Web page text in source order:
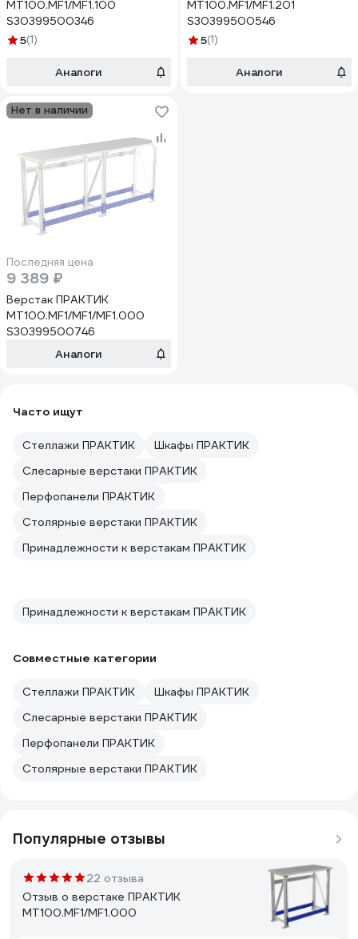
MT100.MF1/MF1.100
S30399500346
5(1)
Аналоги
MT100.MF1/MF1.201
S30399500546
5(1)
Аналоги
Нет в наличии
Последняя цена
9 389 ₽
Верстак ПРАКТИК
MT100.MF1/MF1/MF1.000
S30399500746
Аналоги
Часто ищут
Стеллажи ПРАКТИК
Шкафы ПРАКТИК
Слесарные верстаки ПРАКТИК
Перфопанели ПРАКТИК
Столярные верстаки ПРАКТИК
Принадлежности к верстакам ПРАКТИК
Принадлежности к верстакам ПРАКТИК
Совместные категории
Стеллажи ПРАКТИК
Шкафы ПРАКТИК
Слесарные верстаки ПРАКТИК
Перфопанели ПРАКТИК
Столярные верстаки ПРАКТИК
Популярные отзывы
22 отзыва
Отзыв о верстаке ПРАКТИК
MT100.MF1/MF1.000